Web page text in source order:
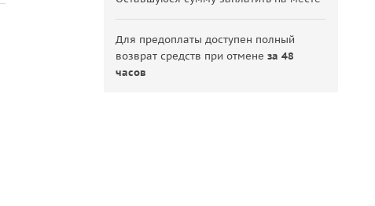
Для предоплаты доступен полный
возврат средств при отменеза 48
часов